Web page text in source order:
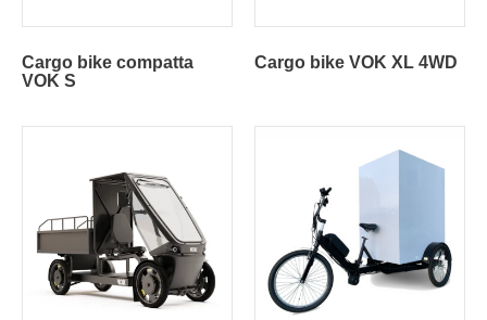
Cargo bike compatta
VOK S
Cargo bike VOK XL 4WD